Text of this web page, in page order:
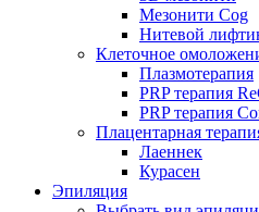
Мезонити Cog
Нитевой
Клеточное
Плазмотерапия
PRP терапия
PRP терапия
Плацентарная
Лаеннек
Курасен
Эпиляция